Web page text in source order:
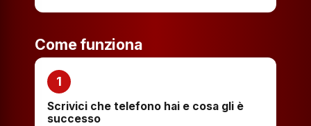
Come funziona
1
Scrivici che telefono hai e cosa gli è
successo